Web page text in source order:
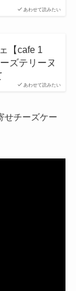
あわせて読みたい
あわせて読みたい
【cafe 1
ズテリーヌ
せチーズケー